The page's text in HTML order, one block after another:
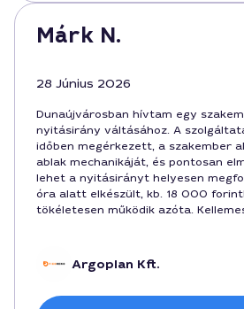
Márk N.
28 Június 2026
Dunaújvárosban hívtam egy
nyitásirány váltásához. A
időben megérkezett, a szakember
ablak mechanikáját, és pontosan
lehet a nyitásirányt helyesen
óra alatt elkészült, kb. 18 000
tökéletesen működik azóta.
Argoplan Kft.